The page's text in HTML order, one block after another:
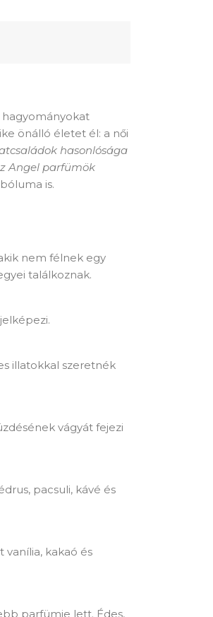
önálló életet él: a női
hasonlósága
Angel parfümök
is.
nem félnek egy
találkoznak.
illatokkal szeretnék
vágyát fejezi
pacsuli, kávé és
vanília, kakaó és
parfümje lett. Édes,